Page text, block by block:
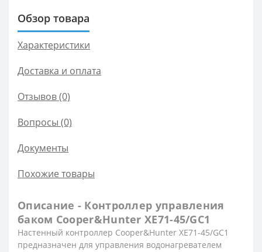
Обзор товара
Характеристики
Доставка и оплата
Отзывов (0)
Вопросы (0)
Документы
Похожие товары
Описание - Контроллер управления
баком Cooper&Hunter XE71-45/GC1
Настенный контроллер Cooper&Hunter XE71-45/GC1
предназначен для управления водонагревателем